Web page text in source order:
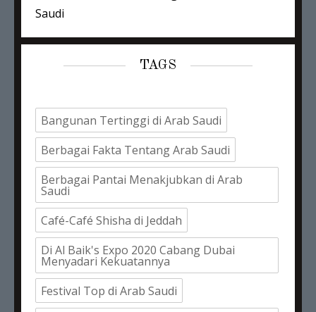
Saudi
TAGS
Bangunan Tertinggi di Arab Saudi
Berbagai Fakta Tentang Arab Saudi
Berbagai Pantai Menakjubkan di Arab
Saudi
Café-Café Shisha di Jeddah
Di Al Baik's Expo 2020 Cabang Dubai
Menyadari Kekuatannya
Festival Top di Arab Saudi